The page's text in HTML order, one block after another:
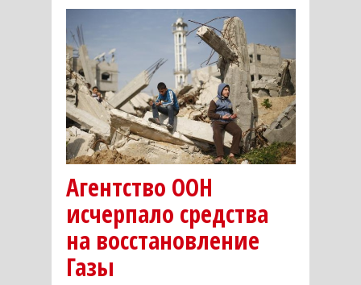
Агентство ООН
исчерпало средства
на восстановление
Газы